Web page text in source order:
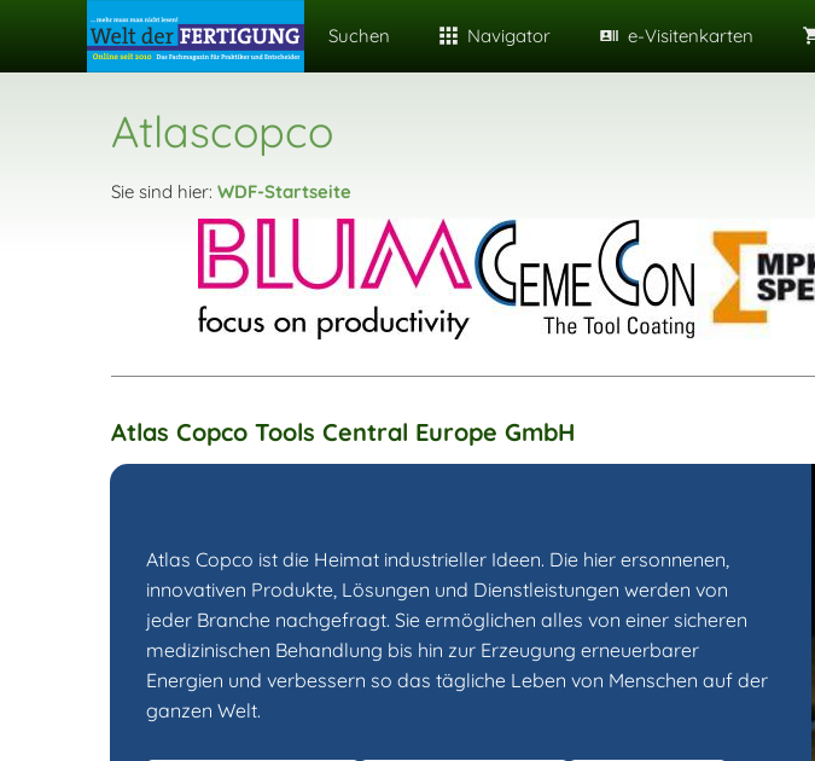
Suchen Navigator e-Visitenkarten
Atlascopco
Sie sind hier: WDF-Startseite
Atlas Copco Tools Central Europe GmbH
Atlas Copco ist die Heimat industrieller Ideen. Die hier ersonnenen,
innovativen Produkte, Lösungen und Dienstleistungen werden von
jeder Branche nachgefragt. Sie ermöglichen alles von einer sicheren
medizinischen Behandlung bis hin zur Erzeugung erneuerbarer
Energien und verbessern so das tägliche Leben von Menschen auf der
ganzen Welt.